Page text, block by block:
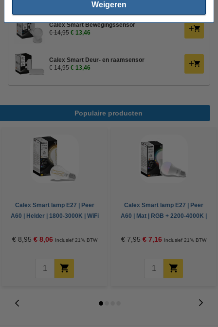
Weigeren
Calex Smart Bewegingssensor
€ 14,95 € 13,46
Calex Smart Deur- en raamsensor
€ 14,95 € 13,46
Populaire producten
Calex Smart lamp E27 | Peer
A60 | Helder | 1800-3000K | WiFi
€ 8,95 € 8,06 Inclusief 21% BTW
Calex Smart lamp E27 | Peer
A60 | Mat | RGB + 2200-4000K |
€ 7,95 € 7,16 Inclusief 21% BTW